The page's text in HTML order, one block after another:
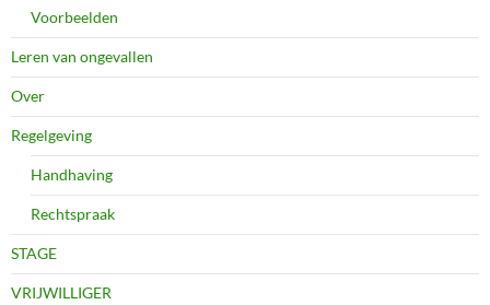
Voorbeelden
Leren van ongevallen
Over
Regelgeving
Handhaving
Rechtspraak
STAGE
VRIJWILLIGER